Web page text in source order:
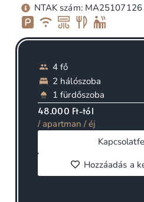
NTAK szám: MA25107126
4 fő
2 hálószoba
1 fürdőszoba
48.000 Ft-tól
/ apartman / éj
Hozzáadás a